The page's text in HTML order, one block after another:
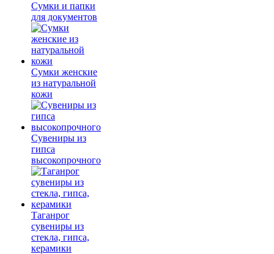
Сумки и папки
для документов
Сумки женские
из натуральной
кожи
Сувениры из
гипса
высокопрочного
Таганрог
сувениры из
стекла, гипса,
керамики